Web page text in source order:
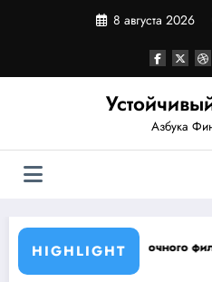
8 августа 2026
Азбука
HIGHLIGHT
проточного фильтра для